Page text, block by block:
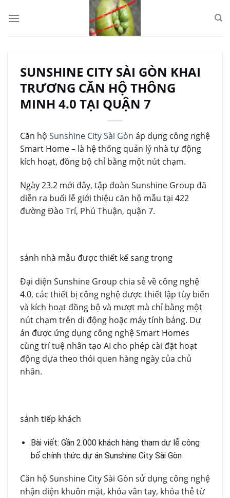
SUNSHINE CITY SÀI GÒN KHAI
TRƯƠNG CĂN HỘ THÔNG
MINH 4.0 TẠI QUẬN 7
Căn hộ Sunshine City Sài Gòn áp dụng công nghệ
Smart Home – là hệ thống quản lý nhà tự động
kích hoạt, đồng bộ chỉ bằng một nút chạm.
Ngày 23.2 mới đây, tập đoàn Sunshine Group đã
diễn ra buổi lễ giới thiệu căn hộ mẫu tại 422
đường Đào Trí, Phú Thuận, quận 7.
sảnh nhà mẫu được thiết kế sang trọng
Đại diện Sunshine Group chia sẻ về công nghệ
4.0, các thiết bị công nghệ được thiết lập tùy biến
và kích hoạt đồng bộ và mượt mà chỉ bằng một
nút chạm trên di động hoặc máy tính bảng. Dự
án được ứng dụng công nghệ Smart Homes
cùng trí tuệ nhân tạo AI cho phép cài đặt hoạt
động dựa theo thói quen hàng ngày của chủ
nhân.
sảnh tiếp khách
Bài viết: Gần 2.000 khách hàng tham dự lễ công
bố chính thức dự án Sunshine City Sài Gòn
Căn hộ Sunshine City Sài Gòn sử dụng công nghệ
nhận diện khuôn mặt, khóa vân tay, khóa thẻ từ